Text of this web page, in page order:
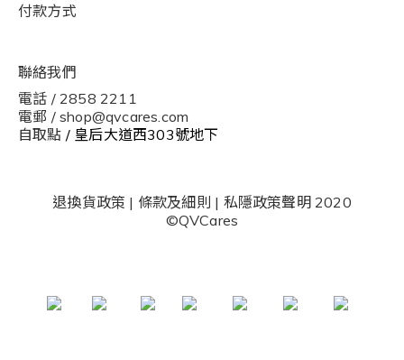
付款方式
聯絡我們
電話 / 2858 2211
電郵 / shop@qvcares.com
自取點 / 皇后大道西303號地下
退換貨政策 | 條款及細則 | 私隱政策聲明2020
©QVCares